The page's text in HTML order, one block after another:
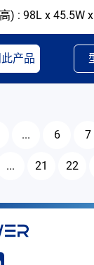
) : 98L x 45.5W
产品
... 6 7
... 21 22